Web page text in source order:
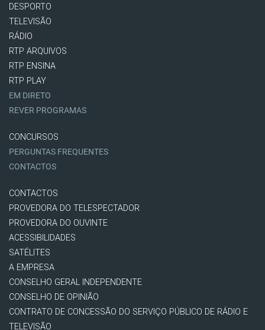
DESPORTO
TELEVISÃO
RÁDIO
RTP ARQUIVOS
RTP ENSINA
RTP PLAY
EM DIRETO
REVER PROGRAMAS
CONCURSOS
PERGUNTAS FREQUENTES
CONTACTOS
CONTACTOS
PROVEDORA DO TELESPECTADOR
PROVEDORA DO OUVINTE
ACESSIBILIDADES
SATÉLITES
A EMPRESA
CONSELHO GERAL INDEPENDENTE
CONSELHO DE OPINIÃO
CONTRATO DE CONCESSÃO DO SERVIÇO PÚBLICO DE RÁDIO E
TELEVISÃO